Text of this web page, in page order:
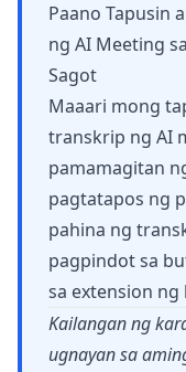
Paano Tapusin
ng AI Meeting
Sagot
Maaari mong
transkrip ng AI
pamamagitan
pagtatapos ng
pahina ng
pagpindot sa
sa extension
Kailangan ng
ugnayan sa